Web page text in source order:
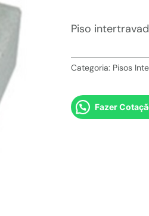
Piso
Categoria: Pisos
Fazer